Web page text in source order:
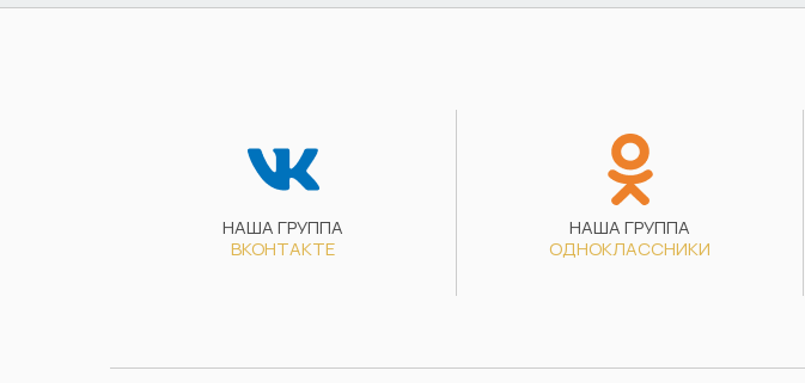
НАША ГРУППА
ВКОНТАКТЕ
НАША ГРУППА
ОДНОКЛАССНИКИ